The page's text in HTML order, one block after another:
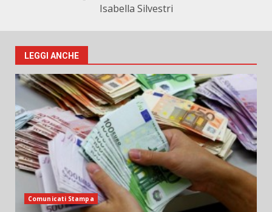
Isabella Silvestri
LEGGI ANCHE
Comunicati Stampa